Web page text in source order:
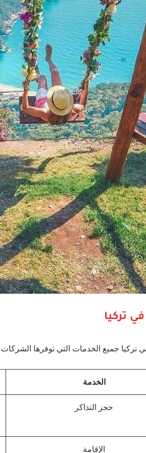
تركيا
جميع الخدمات التي توفرها الشركات
الخدمة
حجز التذاكر
الإقامة